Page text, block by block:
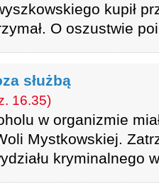
kupił
O oszustwie
służbą
16.35)
w organizmie
Mystkowskiej.
kryminalnego